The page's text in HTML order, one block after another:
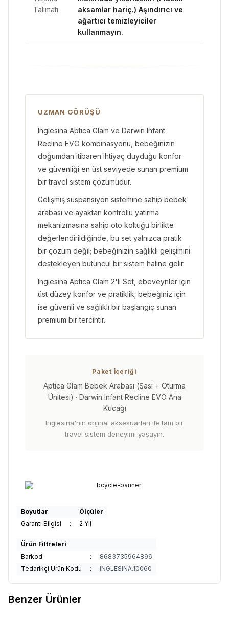
Talimatı
aksamlar hariç.) Aşındırıcı ve
ağartıcı temizleyiciler
kullanmayın.
UZMAN GÖRÜŞÜ
Inglesina Aptica Glam ve Darwin Infant
Recline EVO kombinasyonu, bebeğinizin
doğumdan itibaren ihtiyaç duyduğu konfor
ve güvenliği en üst seviyede sunan premium
bir travel sistem çözümüdür.
Gelişmiş süspansiyon sistemine sahip bebek
arabası ve ayaktan kontrollü yatırma
mekanizmasına sahip oto koltuğu birlikte
değerlendirildiğinde, bu set yalnızca pratik
bir çözüm değil; bebeğinizin sağlıklı gelişimini
destekleyen bütüncül bir sistem haline gelir.
Inglesina Aptica Glam 2'li Set, ebeveynler için
üst düzey konfor ve pratiklik; bebeğiniz için
ise güvenli ve sağlıklı bir başlangıç sunan
premium bir tercihtir.
Paket İçeriği
Aptica Glam Bebek Arabası (Şasi + Oturma
Ünitesi) · Darwin Infant Recline EVO Ana
Kucağı
Inglesina'nın orijinal aksesuarları ile tam bir
travel sistem deneyimi yaşayın.
Boyutlar
Ölçüler
Garanti Bilgisi
: 2 Yıl
Ürün Filtreleri
Barkod
:
8683735964896
Tedarikçi Ürün Kodu
: INGLESINA.10060
Benzer Ürünler